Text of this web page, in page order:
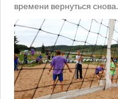
времени вернуться снова.